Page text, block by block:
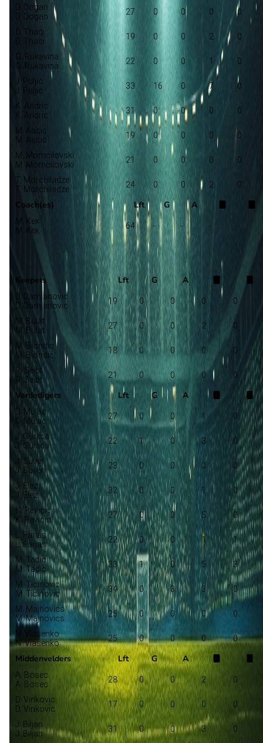
D. Dogan
D. Dogan
27 0 0 0 0
D. Thaqi
D. Thaqi
19 0 0 2 0
G. Rukavina
G. Rukavina
22 0 0 1 0
J. Puljic
J. Puljic
33 16 0 7 0
K. Andric
K. Andric
31 0 0 0 0
M. Ascic
M. Ascic
19 0 0 0 0
M. Momcilovski
M. Momcilovski
21 0 0 0 0
T. Morchiladze
T. Morchiladze
24 0 0 2 0
Coach(es) Lft G A
M. Kek
M. Kek
64 - - - -
Keepers Lft G A
D. Damjanovic
D. Damjanovic
19 0 0 0 0
M. Bulat
M. Bulat
27 0 0 2 0
M. Biondic
M. Biondic
18 0 0 0 0
R. Seibt
R. Seibt
21 0 0 0 0
Verdedigers Lft G A
D. Mulac
D. Mulac
27 0 0 1 0
J. Gurlica
J. Gurlica
22 1 0 3 0
J. Suver
J. Suver
23 0 0 0 0
J. Elez
J. Elez
32 0 0 1 0
K. Pavicic
K. Pavicic
27 0 0 5 0
L. Farias
L. Farias
22 0 0 1 1
M. Tadic
M. Tadic
33 1 0 5 3
M. Ticinovic
M. Ticinovic
34 0 3 3 0
M. Majnovics
M. Majnovics
25 0 0 0 0
N. Vlasenko
N. Vlasenko
25 0 0 0 0
Middenvelders Lft G A
A. Bosec
A. Bosec
28 0 0 2 0
D. Vinkovic
D. Vinkovic
17 0 0 0 0
J. Biljan
J. Biljan
31 0 0 3 0